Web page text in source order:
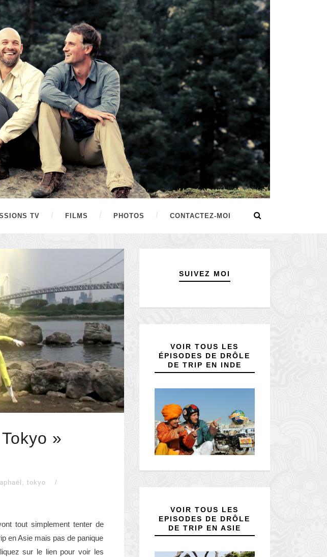
TV FILMS PHOTOS CONTACTEZ-MOI
»
, tokyo
/
tout simplement tenter de
en Asie mais pas de panique
sur le lien pour voir les
SUIVEZ MOI
VOIR TOUS LES
ÉPISODES DE DRÔLE
DE TRIP EN INDE
VOIR TOUS LES
EPISODES DE DRÔLE
DE TRIP EN ASIE